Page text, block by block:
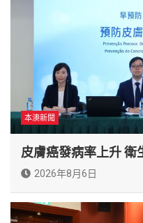
本澳新聞
皮膚癌發病率上升 衛
2026年8月6日